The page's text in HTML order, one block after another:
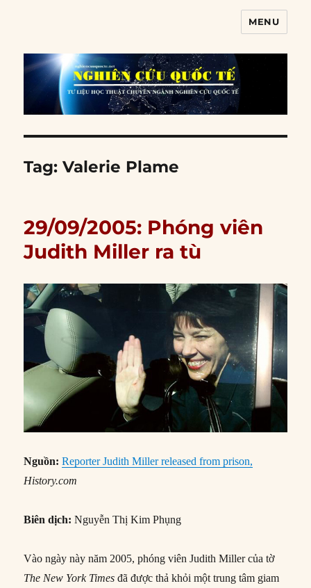
MENU
Tag:Valerie Plame
29/09/2005: Phóng viên
Judith Miller ra tù
Nguồn: Reporter Judith Miller released from prison,
History.com
Biên dịch: Nguyễn Thị Kim Phụng
Vào ngày này năm 2005, phóng viên Judith Miller của tờ
The New York Times đã được thả khỏi một trung tâm giam